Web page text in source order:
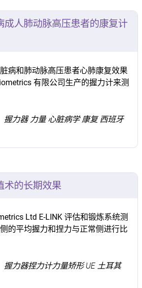
成人肺动脉高压患者的康复计
病和肺动脉高压患者心肺康复效果
有限公司生产的握力计来测
握力器 力量 心脏病学 康复 西班牙
术的长期效果
Ltd E-LINK 评估和锻炼系统测
的平均握力和捏力与正常侧进行比
握力器捏力计力量矫形 UE 土耳其